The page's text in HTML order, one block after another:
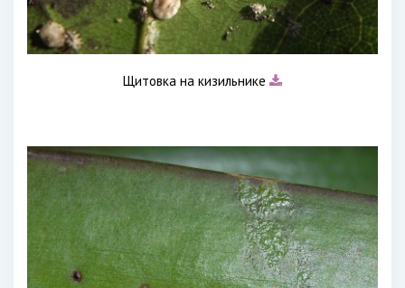
Щитовка на кизильнике